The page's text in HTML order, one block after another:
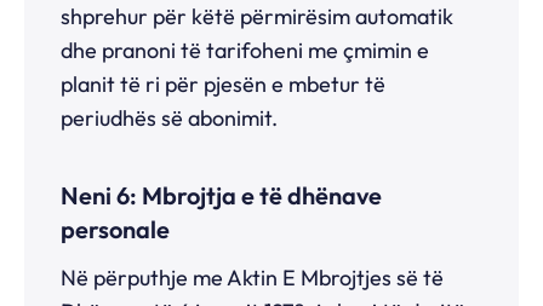
shprehur për këtë përmirësim automatik
dhe pranoni të tarifoheni me çmimin e
planit të ri për pjesën e mbetur të
periudhës së abonimit.
Neni 6: Mbrojtja e të dhënave
personale
Në përputhje me Aktin E Mbrojtjes së të